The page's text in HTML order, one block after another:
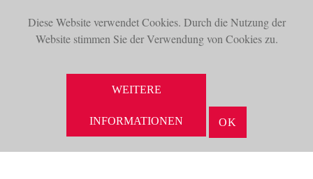
Diese Website verwendet Cookies. Durch die Nutzung der
Website stimmen Sie der Verwendung von Cookies zu.
WEITERE
INFORMATIONEN OK